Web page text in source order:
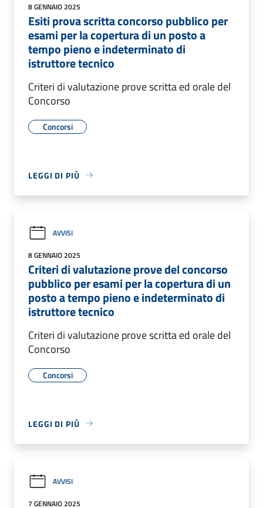
8 GENNAIO 2025
Esiti prova scritta concorso pubblico per
esami per la copertura di un posto a
tempo pieno e indeterminato di
istruttore tecnico
Criteri di valutazione prove scritta ed orale del
Concorso
Concorsi
LEGGI DI PIÙ
AVVISI
8 GENNAIO 2025
Criteri di valutazione prove del concorso
pubblico per esami per la copertura di un
posto a tempo pieno e indeterminato di
istruttore tecnico
Criteri di valutazione prove scritta ed orale del
Concorso
Concorsi
LEGGI DI PIÙ
AVVISI
7 GENNAIO 2025